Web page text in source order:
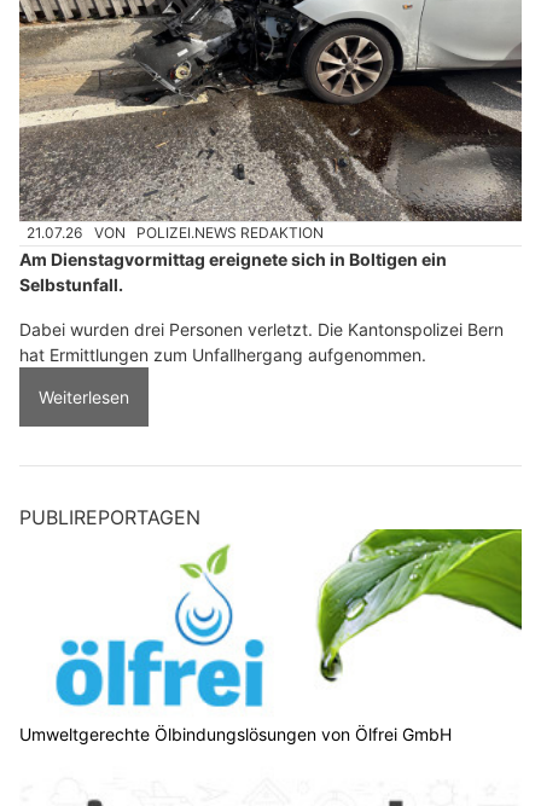
21.07.26 VON POLIZEI.NEWS REDAKTION
Am Dienstagvormittag ereignete sich in Boltigen ein
Selbstunfall.
Dabei wurden drei Personen verletzt. Die Kantonspolizei Bern
hat Ermittlungen zum Unfallhergang aufgenommen.
Weiterlesen
PUBLIREPORTAGEN
Umweltgerechte Ölbindungslösungen von Ölfrei GmbH